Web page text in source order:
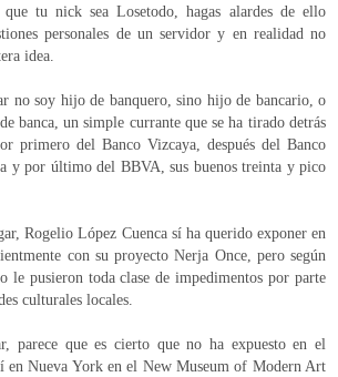
tu nick sea Losetodo, hagas alardes de ello
personales de un servidor y en realidad no
idea.
no soy hijo de banquero, sino hijo de bancario, o
banca, un simple currante que se ha tirado detrás
primero del Banco Vizcaya, después del Banco
y por último del BBVA, sus buenos treinta y pico
Rogelio López Cuenca sí ha querido exponer en
con su proyecto Nerja Once, pero según
le pusieron toda clase de impedimentos por parte
culturales locales.
parece que es cierto que no ha expuesto en el
en Nueva York en el New Museum of Modern Art